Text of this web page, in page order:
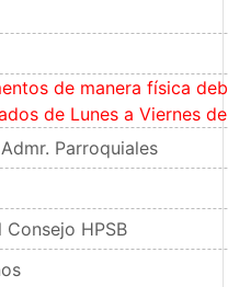
de manera física
de Lunes a Viernes
Parroquiales
HPSB